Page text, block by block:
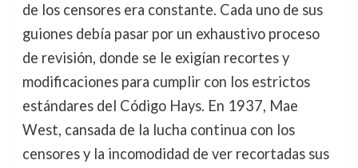
de los censores era constante. Cada uno de sus
guiones debía pasar por un exhaustivo proceso
de revisión, donde se le exigían recortes y
modificaciones para cumplir con los estrictos
estándares del Código Hays. En 1937, Mae
West, cansada de la lucha continua con los
censores y la incomodidad de ver recortadas sus